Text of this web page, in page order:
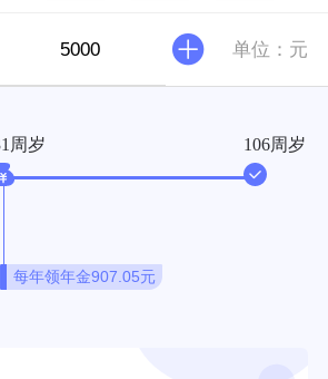
单位：元
周岁
每年领年金907.05元
106周岁